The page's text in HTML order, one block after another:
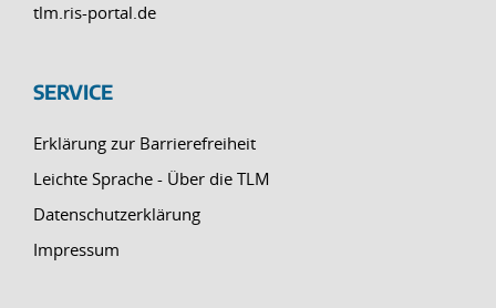
tlm.ris-portal.de
SERVICE
Erklärung zur Barrierefreiheit
Leichte Sprache - Über die TLM
Datenschutzerklärung
Impressum